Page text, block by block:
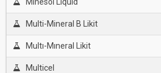
Multi-Mineral B Likit
Multı-Mıneral Likit
Multicel